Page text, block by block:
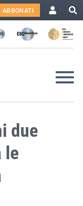
ABBONATI
due
le